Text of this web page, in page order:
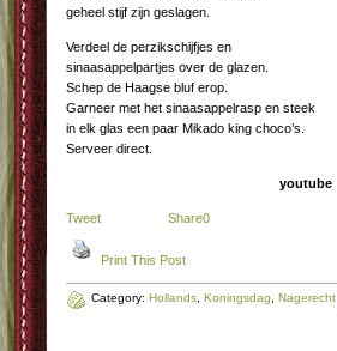
geheel stijf zijn geslagen.
Verdeel de perzikschijfjes en
sinaasappelpartjes over de glazen.
Schep de Haagse bluf erop.
Garneer met het sinaasappelrasp en steek
in elk glas een paar Mikado king choco’s.
Serveer direct.
youtube
Tweet Share0
Print This Post
Category: Hollands Koningsdag Nagerecht